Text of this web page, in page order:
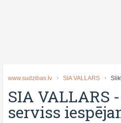
www.sudzibas.lv SIA VALLARS
SIA VALLARS -
serviss